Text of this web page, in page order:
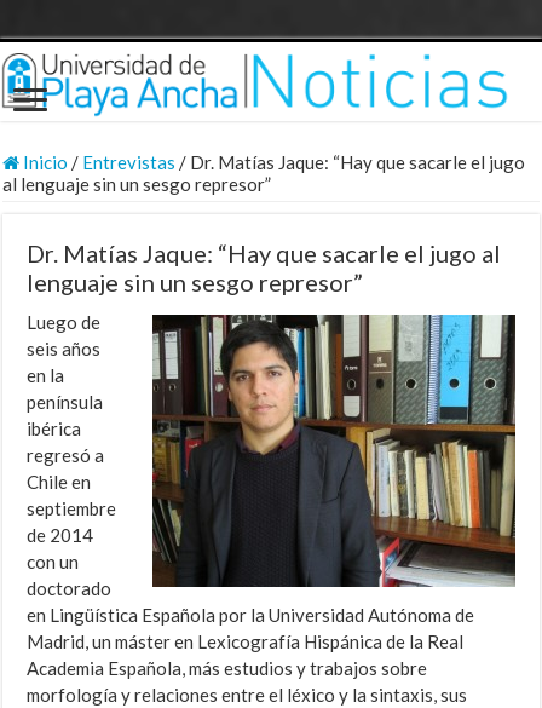
Inicio / Entrevistas / Dr. Matías Jaque: “Hay que sacarle el jugo
al lenguaje sin un sesgo represor”
Dr. Matías Jaque: “Hay que sacarle el jugo al
lenguaje sin un sesgo represor”
Luego de
seis años
en la
península
ibérica
regresó a
Chile en
septiembre
de 2014
con un
doctorado
en Lingüística Española por la Universidad Autónoma de
Madrid, un máster en Lexicografía Hispánica de la Real
Academia Española, más estudios y trabajos sobre
morfología y relaciones entre el léxico y la sintaxis, sus